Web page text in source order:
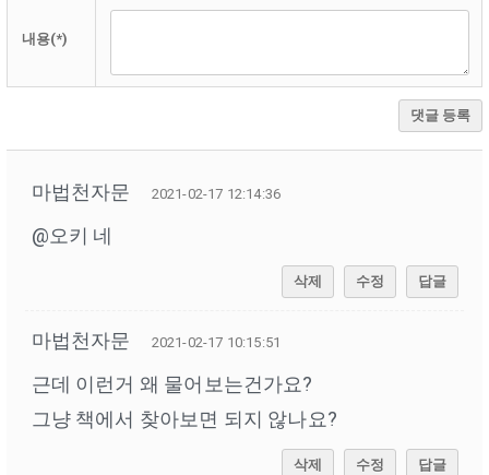
내용(*)
댓글 등록
마법천자문 2021-02-17 12:14:36
@오키 네
삭제 수정 답글
마법천자문 2021-02-17 10:15:51
근데 이런거 왜 물어보는건가요?
그냥 책에서 찾아보면 되지 않나요?
삭제 수정 답글